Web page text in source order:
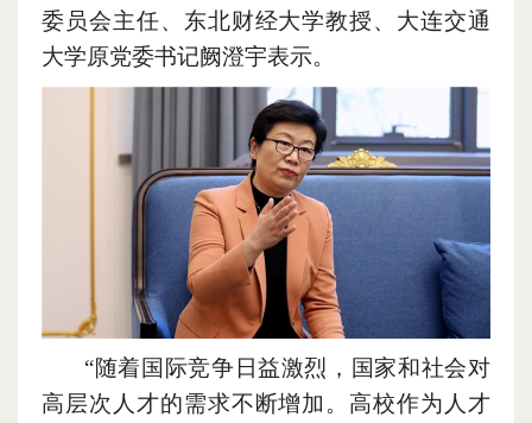
委员会主任、东北财经大学教授、大连交通
大学原党委书记阙澄宇表示。
“随着国际竞争日益激烈 ， 国家和社会对
高层次人才的需求不断增加。高校作为人才